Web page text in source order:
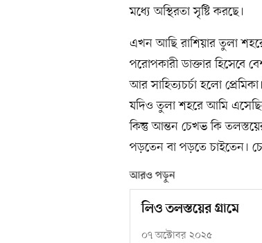
মধ্যে অস্থিরতা সৃষ্টি করছে।
এখন আছি রাশিয়ার তুলা
পরোপকারী ডাক্তার হিসেবে
আর সাহিত্যচর্চা হলো
যদিও তুলা শহরে আমি
কিন্তু আন্তন চেখভ কি
পড়তেন বা পড়তে চাইতেন।
আরও পড়ুন
লিও তলস্তয়ের গ্রামে
০৭ অক্টোবর ২০২৫